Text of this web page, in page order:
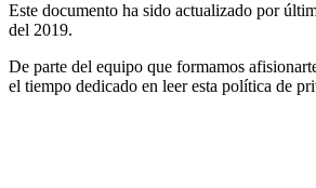
Este documento ha sido actualizado por
del 2019.
De parte del equipo que formamos
el tiempo dedicado en leer esta política de